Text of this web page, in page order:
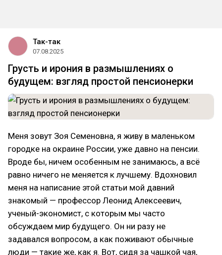
Так-так
07.08.2025
Грусть и ирония в размышлениях о
будущем: взгляд простой пенсионерки
Меня зовут Зоя Семеновна, я живу в маленьком
городке на окраине России, уже давно на пенсии.
Вроде бы, ничем особенным не занимаюсь, а всё
равно ничего не меняется к лучшему. Вдохновил
меня на написание этой статьи мой давний
знакомый — профессор Леонид Алексеевич,
ученый-экономист, с которым мы часто
обсуждаем мир будущего. Он ни разу не
задавался вопросом, а как поживают обычные
люди — такие же, как я. Вот, сидя за чашкой чая,